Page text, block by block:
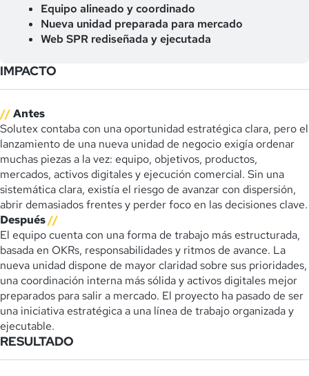
Equipo alineado y coordinado
Nueva unidad preparada para mercado
Web SPR rediseñada y ejecutada
IMPACTO
//Antes
Solutex contaba con una oportunidad estratégica clara, pero el
lanzamiento de una nueva unidad de negocio exigía ordenar
muchas piezas a la vez: equipo, objetivos, productos,
mercados, activos digitales y ejecución comercial. Sin una
sistemática clara, existía el riesgo de avanzar con dispersión,
abrir demasiados frentes y perder foco en las decisiones clave.
Después//
El equipo cuenta con una forma de trabajo más estructurada,
basada en OKRs, responsabilidades y ritmos de avance. La
nueva unidad dispone de mayor claridad sobre sus prioridades,
una coordinación interna más sólida y activos digitales mejor
preparados para salir a mercado. El proyecto ha pasado de ser
una iniciativa estratégica a una línea de trabajo organizada y
ejecutable.
RESULTADO